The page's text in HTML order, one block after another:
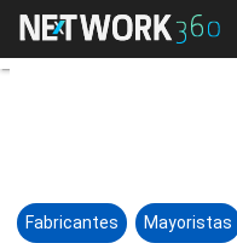
Fabricantes Mayoristas